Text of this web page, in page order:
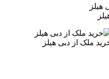
ملک از دبی هیلز